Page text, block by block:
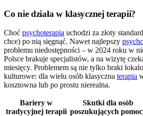
Co nie działa w klasycznej terapii?
Choć psychoterapia uchodzi za złoty
chce) po nią sięgnąć. Nawet najlepszy
problemu niedostępności – w 2024 roku w
Polsce brakuje specjalistów, a na wizytę
miesięcy. Problemem są nie tylko braki
kulturowe: dla wielu osób klasyczna terapia
kosztowna lub po prostu nierealna.
Bariery w
tradycyjnej terapii
Skutki dla osób
poszukujących